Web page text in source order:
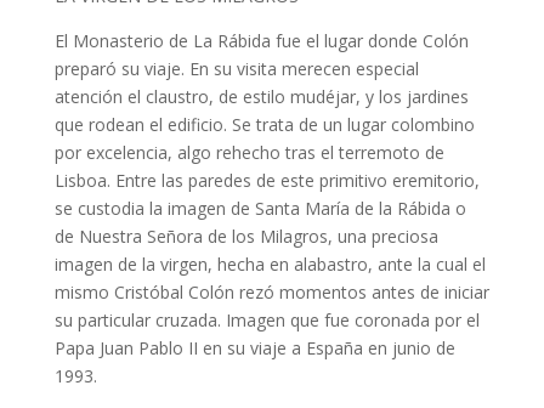
El Monasterio de La Rábida fue el lugar donde Colón
preparó su viaje. En su visita merecen especial
atención el claustro, de estilo mudéjar, y los jardines
que rodean el edificio. Se trata de un lugar colombino
por excelencia, algo rehecho tras el terremoto de
Lisboa. Entre las paredes de este primitivo eremitorio,
se custodia la imagen de Santa María de la Rábida o
de Nuestra Señora de los Milagros, una preciosa
imagen de la virgen, hecha en alabastro, ante la cual el
mismo Cristóbal Colón rezó momentos antes de iniciar
su particular cruzada. Imagen que fue coronada por el
Papa Juan Pablo II en su viaje a España en junio de
1993.